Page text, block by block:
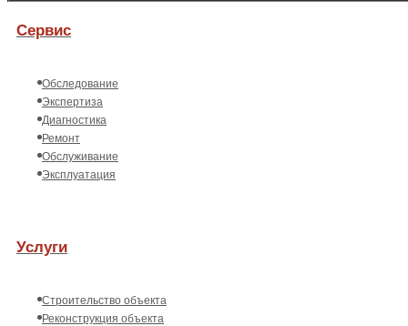
Сервис
Обследование
Экспертиза
Диагностика
Ремонт
Обслуживание
Эксплуатация
Услуги
Строительство объекта
Реконструкция объекта